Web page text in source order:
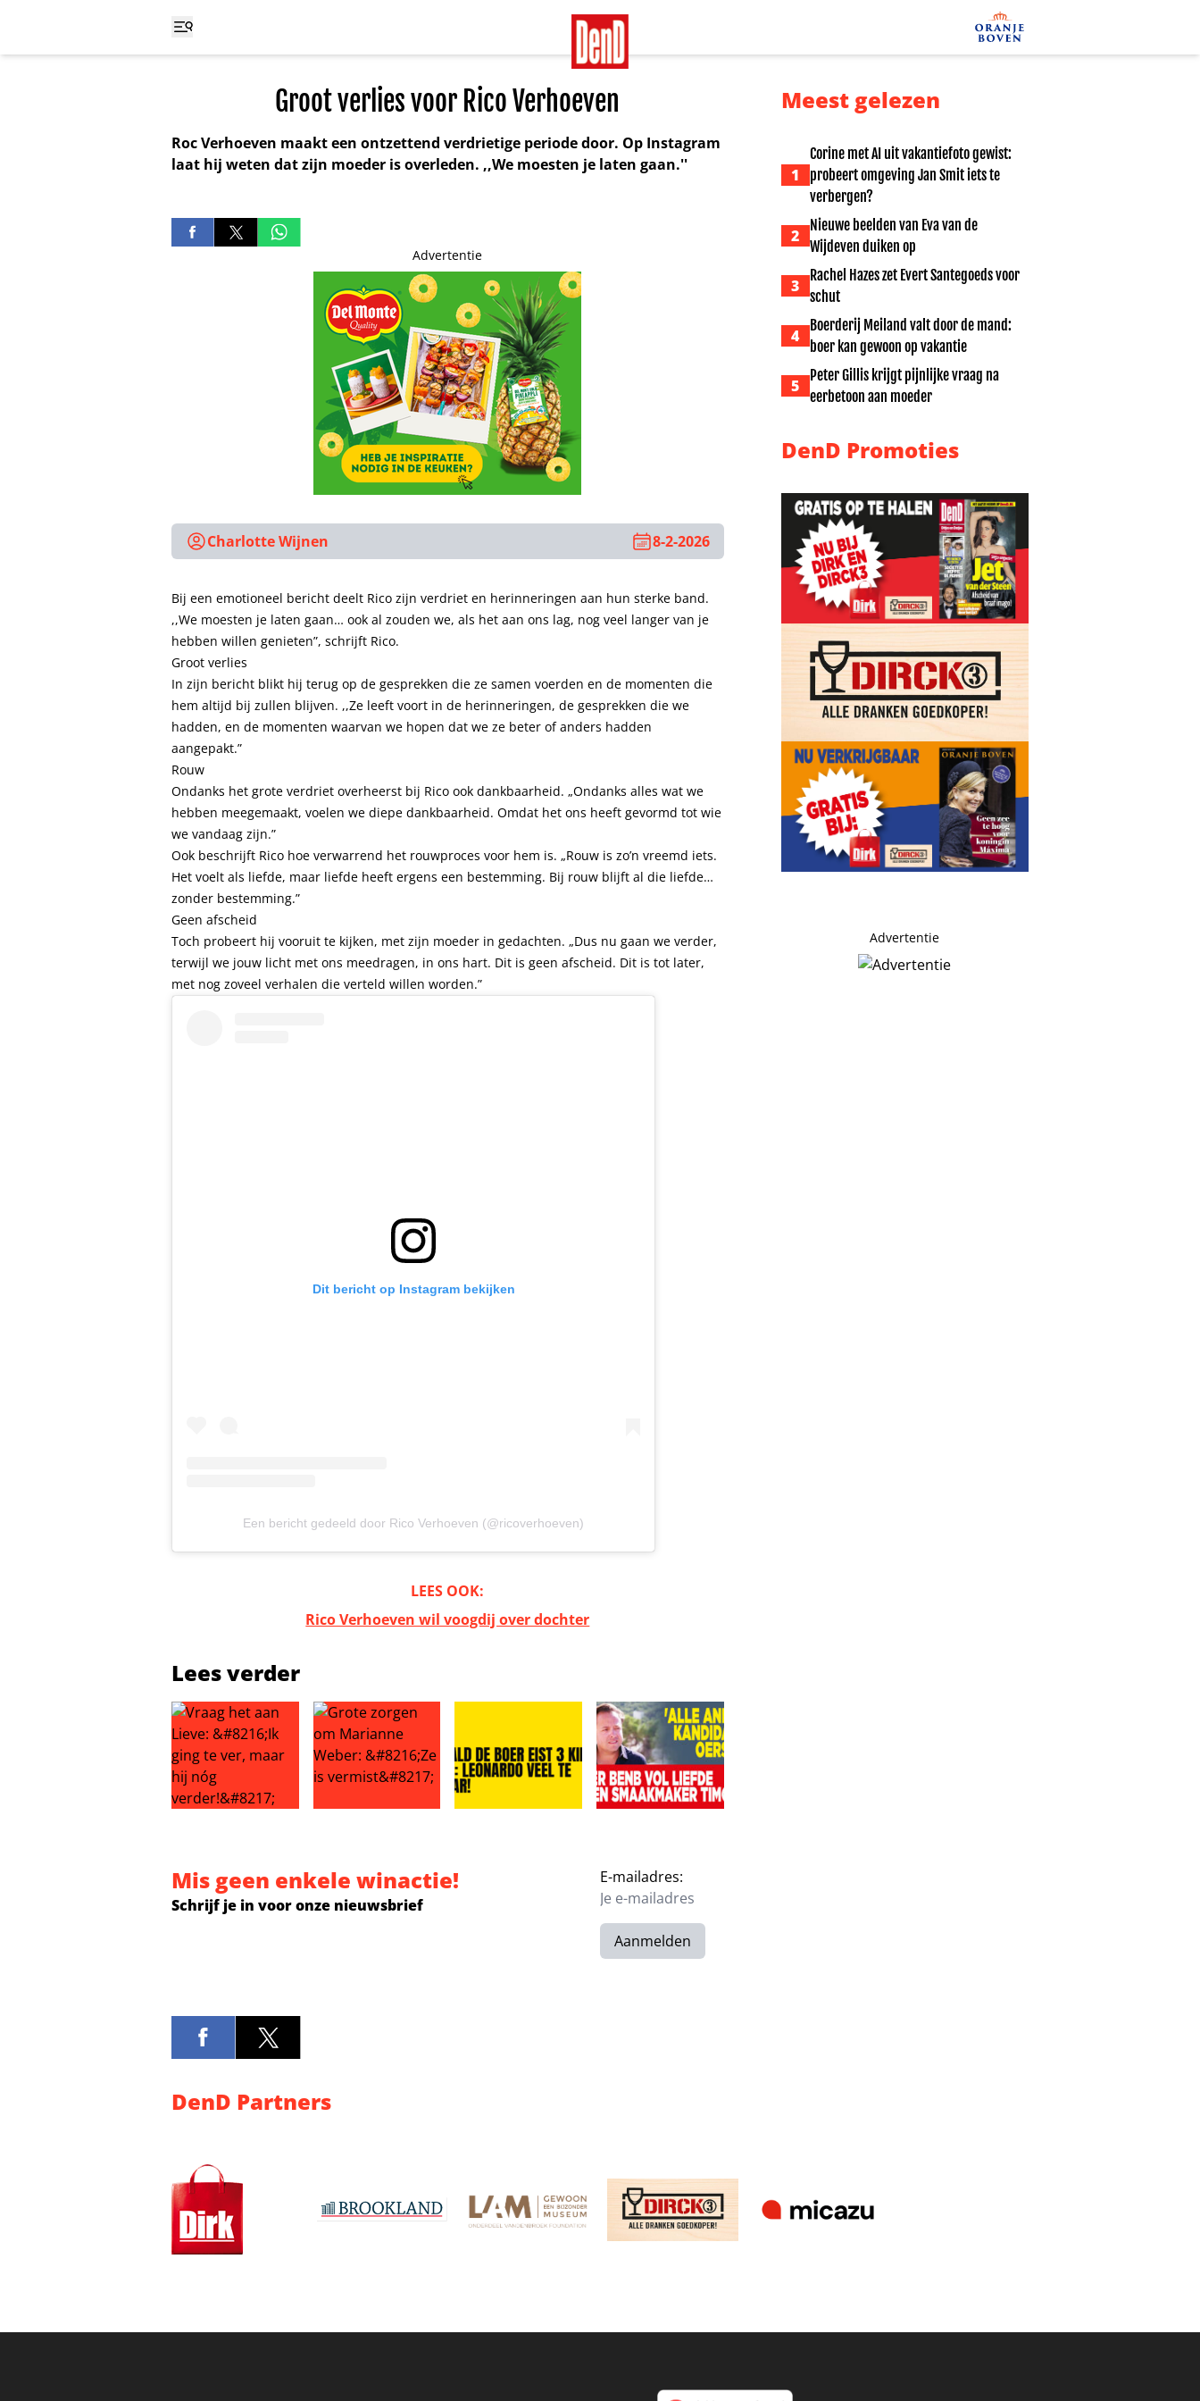
Groot verlies voor Rico Verhoeven
Roc Verhoeven maakt een ontzettend verdrietige periode door. Op Instagram
laat hij weten dat zijn moeder is overleden. ,,We moesten je laten gaan.''
Advertentie
Charlotte Wijnen 8-2-2026
Bij een emotioneel bericht deelt Rico zijn verdriet en herinneringen aan hun sterke band.
,,We moesten je laten gaan… ook al zouden we, als het aan ons lag, nog veel langer van je
hebben willen genieten”, schrijft Rico.
Groot verlies
In zijn bericht blikt hij terug op de gesprekken die ze samen voerden en de momenten die
hem altijd bij zullen blijven. ,,Ze leeft voort in de herinneringen, de gesprekken die we
hadden, en de momenten waarvan we hopen dat we ze beter of anders hadden
aangepakt.”
Rouw
Ondanks het grote verdriet overheerst bij Rico ook dankbaarheid. „Ondanks alles wat we
hebben meegemaakt, voelen we diepe dankbaarheid. Omdat het ons heeft gevormd tot wie
we vandaag zijn.”
Ook beschrijft Rico hoe verwarrend het rouwproces voor hem is. „Rouw is zo’n vreemd iets.
Het voelt als liefde, maar liefde heeft ergens een bestemming. Bij rouw blijft al die liefde…
zonder bestemming.”
Geen afscheid
Toch probeert hij vooruit te kijken, met zijn moeder in gedachten. „Dus nu gaan we verder,
terwijl we jouw licht met ons meedragen, in ons hart. Dit is geen afscheid. Dit is tot later,
met nog zoveel verhalen die verteld willen worden.”
Dit bericht op Instagram bekijken
Een bericht gedeeld door Rico Verhoeven (@ricoverhoeven)
LEES OOK:
Rico Verhoeven wil voogdij over dochter
Lees verder
Meest gelezen
1
Corine met AI uit vakantiefoto gewist:
probeert omgeving Jan Smit iets te
verbergen?
2
Nieuwe beelden van Eva van de
Wijdeven duiken op
3
Rachel Hazes zet Evert Santegoeds voor
schut
4
Boerderij Meiland valt door de mand:
boer kan gewoon op vakantie
5
Peter Gillis krijgt pijnlijke vraag na
eerbetoon aan moeder
DenD Promoties
Advertentie
Mis geen enkele winactie!
Schrijf je in voor onze nieuwsbrief
E-mailadres:
Aanmelden
DenD Partners